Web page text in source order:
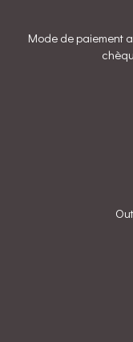
Mode de paiement